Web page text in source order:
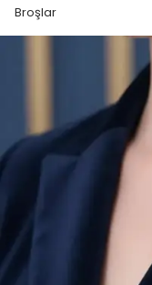
Broşlar